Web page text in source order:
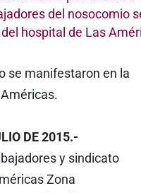
se manifestaron en la
DE 2015.-
y sindicato
Zona